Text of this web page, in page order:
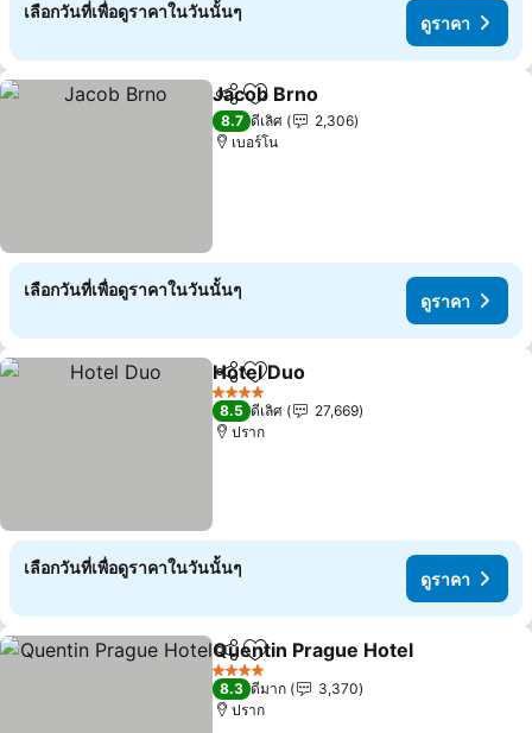
เลือกวันที่เพื่อดูราคาในวันนั้นๆ
ดูราคา
แชร์ เพิ่มในรายการโปรด
Jacob Brno
8.7 ดีเลิศ
2,306
เบอร์โน
เลือกวันที่เพื่อดูราคาในวันนั้นๆ
ดูราคา
แชร์ เพิ่มในรายการโปรด
Hotel Duo
4 ดาว
8.5 ดีเลิศ
27,669
ปราก
เลือกวันที่เพื่อดูราคาในวันนั้นๆ
ดูราคา
แชร์ เพิ่มในรายการโปรด
Quentin Prague Hotel
4 ดาว
8.3 ดีมาก
3,370
ปราก